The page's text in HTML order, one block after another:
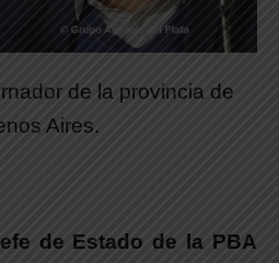
de la provincia de
Aires.
de Estado de la PBA